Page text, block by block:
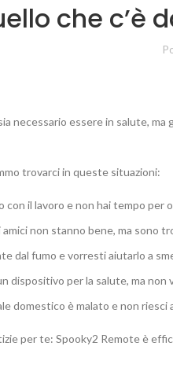
che c’è
necessario essere in salute,
trovarci in queste situazioni:
con il lavoro e non hai tempo per
non stanno bene, ma sono
dal fumo e vorresti aiutarlo a
dispositivo per la salute, ma non
domestico è malato e non
per te: Spooky2 Remote è